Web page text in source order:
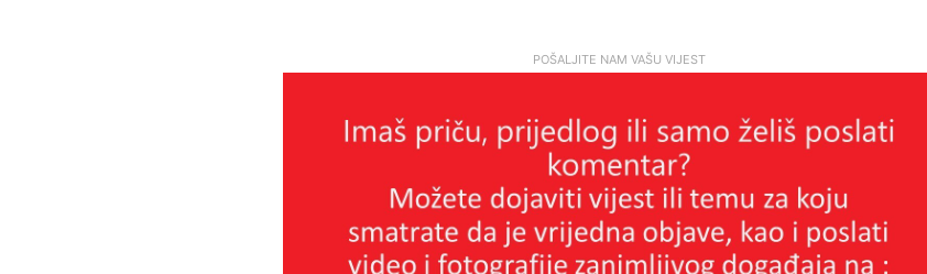
POŠALJITE NAM VAŠU VIJEST